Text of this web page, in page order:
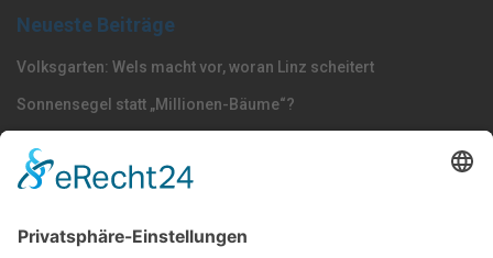
Neueste Beiträge
Volksgarten: Wels macht vor, woran Linz scheitert
Sonnensegel statt „Millionen-Bäume“?
Strafmündigkeit jetzt senken“
Allgemein